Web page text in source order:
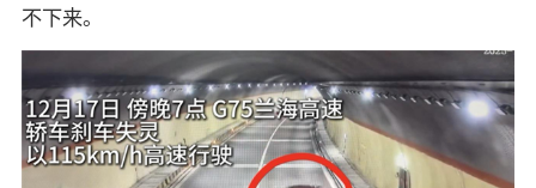
不下来。